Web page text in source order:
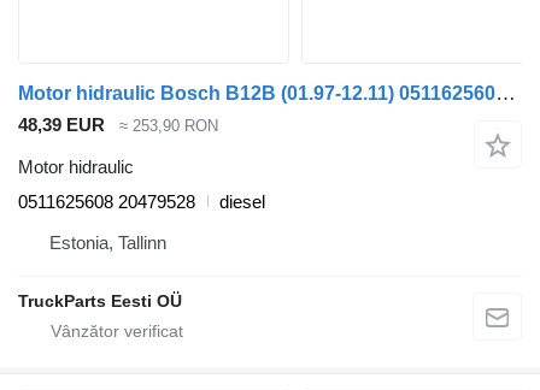
Motor hidraulic Bosch B12B (01.97-12.11) 0511625608 pentru autobuz Volvo B6, B7, B9, B10, B12 bus (1978-2011)
48,39 EUR ≈ 253,90 RON
Motor hidraulic
0511625608 20479528
diesel
Estonia, Tallinn
TruckParts Eesti OÜ